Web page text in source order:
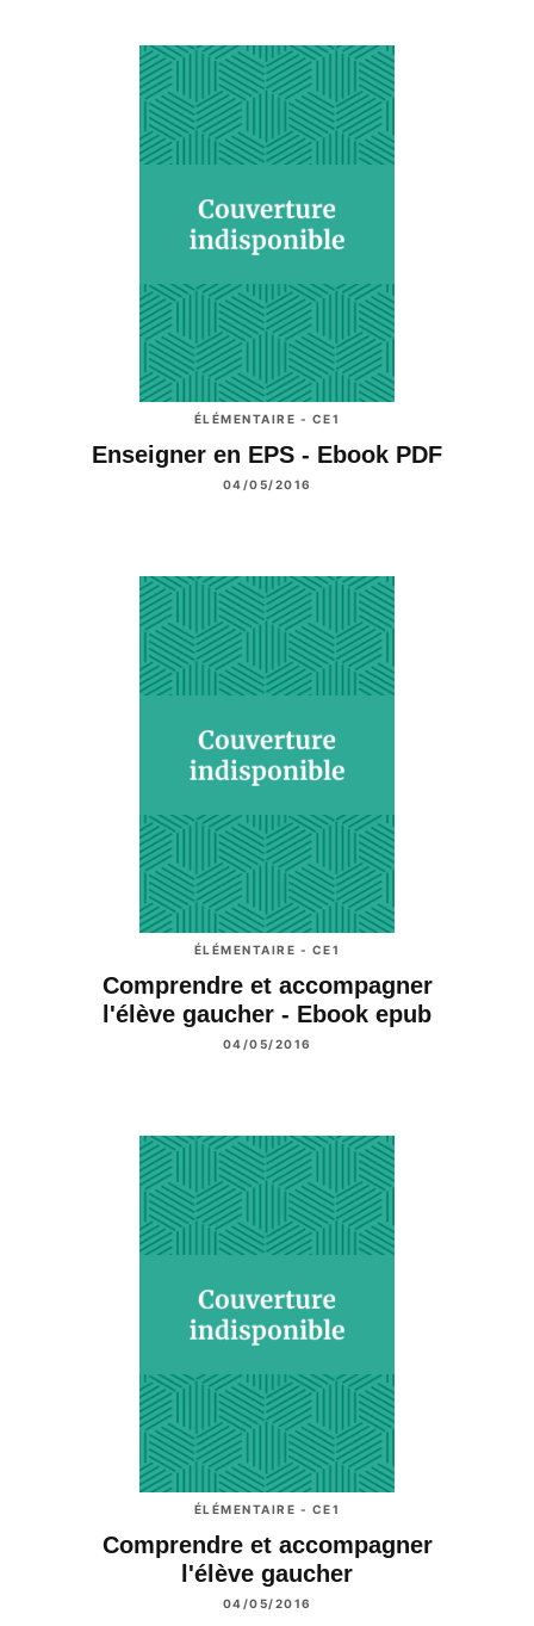
ÉLÉMENTAIRE - CE1
Enseigner en EPS - Ebook PDF
04/05/2016
ÉLÉMENTAIRE - CE1
Comprendre et accompagner
l'élève gaucher - Ebook epub
04/05/2016
ÉLÉMENTAIRE - CE1
Comprendre et accompagner
l'élève gaucher
04/05/2016